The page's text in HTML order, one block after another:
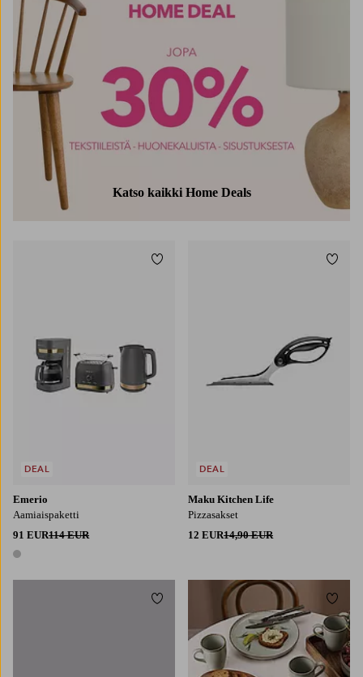
Katso kaikki Home Deals
Emerio
Aamiaispaketti
91 EUR114 EUR
1 väri
DEAL
Lisää suosikkeihin
Maku Kitchen Life
Pizzasakset
12 EUR14,90 EUR
DEAL
Lisää suosikkeihin